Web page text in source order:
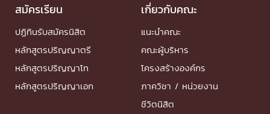
สมัครเรียน
ปฏิทินรับสมัครนิสิต
หลักสูตรปริญญาตรี
หลักสูตรปริญญาโท
หลักสูตรปริญญาเอก
เกี่ยวกับคณะ
แนะนำคณะ
คณะผู้บริหาร
โครงสร้างองค์กร
ภาควิชา / หน่วยงาน
ชีวิตนิสิต